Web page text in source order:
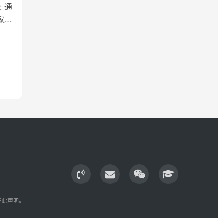
通
疾
声明。